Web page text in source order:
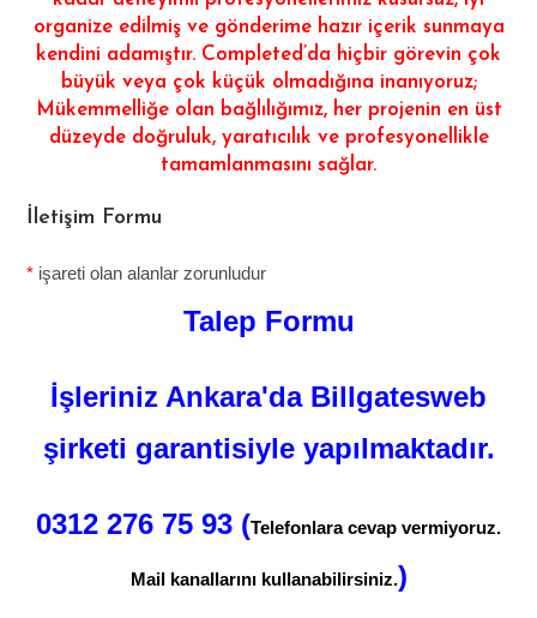
organize edilmiş ve gönderime hazır içerik sunmaya
kendini adamıştır. Completed’da hiçbir görevin çok
büyük veya çok küçük olmadığına inanıyoruz;
Mükemmelliğe olan bağlılığımız, her projenin en üst
düzeyde doğruluk, yaratıcılık ve profesyonellikle
tamamlanmasını sağlar.
İletişim Formu
* işareti olan alanlar zorunludur
Talep Formu
İşleriniz Ankara'da Billgatesweb
şirketi garantisiyle yapılmaktadır.
0312 276 75 93 (Telefonlara cevap vermiyoruz.
Mail kanallarını kullanabilirsiniz.)